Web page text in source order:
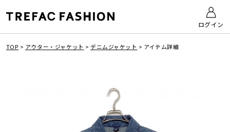
ログイン
TOP > アウター・ジャケット > デニムジャケット > アイテム詳細